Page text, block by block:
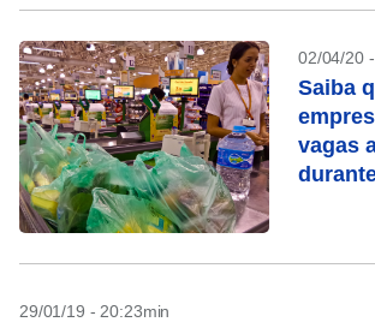
02/04/20
Saiba
vagas
29/01/19 - 20:23min